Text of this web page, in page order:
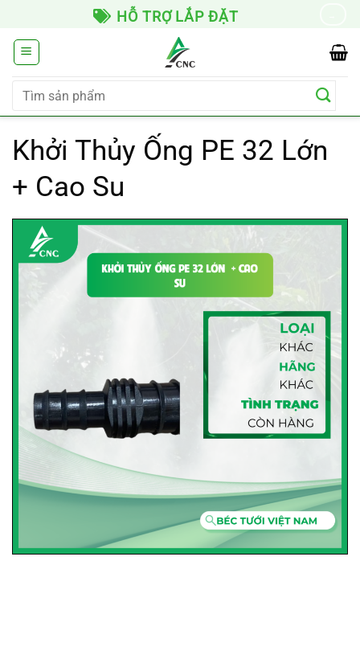
dung
HỖ TRỢ LẮP ĐẶT
Tìm
Khởi Thủy Ống PE 32 Lớn
+ Cao Su